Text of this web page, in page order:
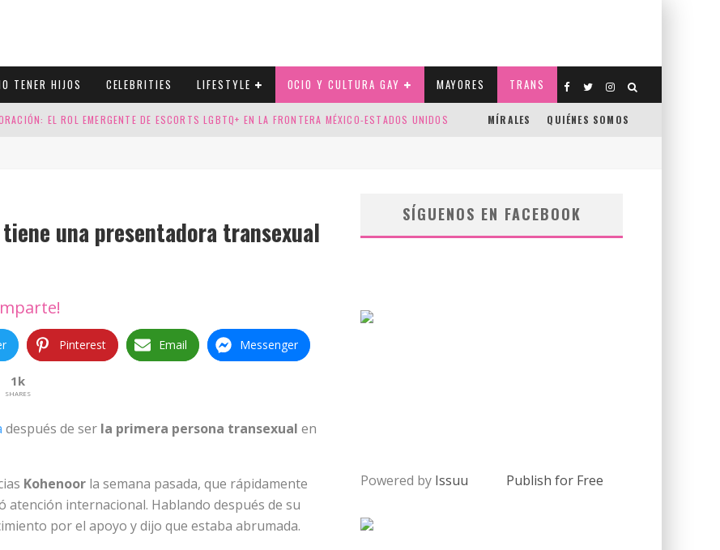
TENER HIJOS CELEBRITIES LIFESTYLE OCIO Y CULTURA GAY MAYORES TRANS
EL ROL EMERGENTE DE ESCORTS LGBTQ+ EN LA FRONTERA MÉXICO-ESTADOS UNIDOS MÍRALES QUIÉNES SOMOS
una presentadora transexual
Pinterest Email Messenger
1k
SHARES
después de ser la primera persona transexual en
Kohenoor la semana pasada, que rápidamente
atención internacional. Hablando después de su
por el apoyo y dijo que estaba abrumada.
SÍGUENOS EN FACEBOOK
Powered by Issuu Publish for Free